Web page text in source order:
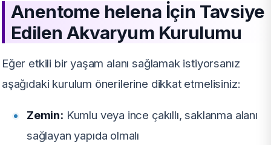
Anentome helena İçin Tavsiye
Edilen Akvaryum Kurulumu
Eğer etkili bir yaşam alanı sağlamak istiyorsanız
aşağıdaki kurulum önerilerine dikkat etmelisiniz:
Zemin: Kumlu veya ince çakıllı, saklanma alanı
sağlayan yapıda olmalı